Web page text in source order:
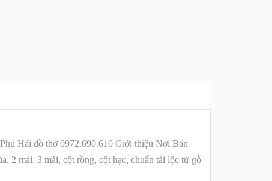
Phú Hải đồ thờ 0972.690.610 Giới thiệu Nơi Bán
2 mái, 3 mái, cột rồng, cột hạc, chuẩn tài lộc từ gỗ